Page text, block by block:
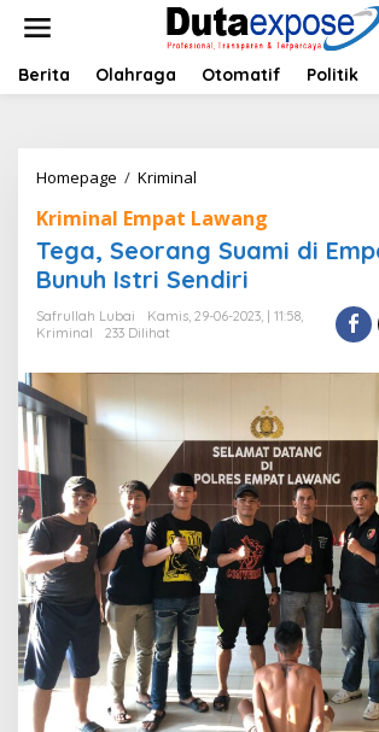
t
Berita Olahraga Otomatif Politik
Homepage / Kriminal
g
a
,
S
e
a
g
S
a
m
i
d
i
E
m
p
t
L
a
Kriminal Empat Lawang
Tega, Seorang Suami di
Bunuh Istri Sendiri
Safrullah Lubai
Kamis, 29-06-2023, | 11:58,
Kriminal
233 Dilihat